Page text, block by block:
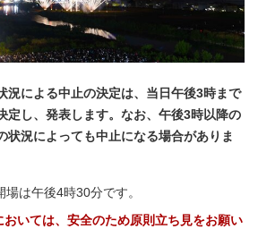
による中止の決定は、当日午後3時まで
定し、発表します。なお、午後3時以降の
状況によっても中止になる場合がありま
は午後4時30分です。
おいては、安全のため原則立ち見をお願い